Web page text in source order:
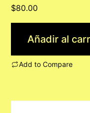
$80.00
Añadir al
Add to Compare